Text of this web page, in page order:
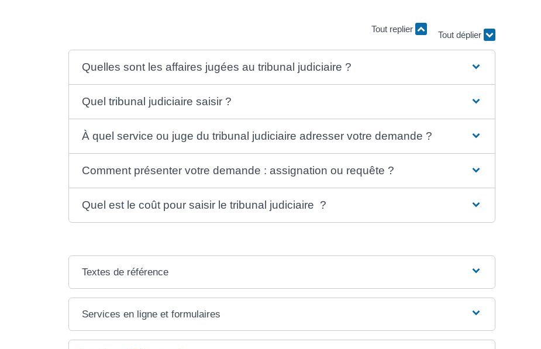
Tout replier
Quelles sont les affaires jugées au tribunal judiciaire ?
Quel tribunal judiciaire saisir ?
À quel service ou juge du tribunal judiciaire adresser votre demande ?
Comment présenter votre demande : assignation ou requête ?
Quel est le coût pour saisir le tribunal judiciaire ?
Textes de référence
Services en ligne et formulaires